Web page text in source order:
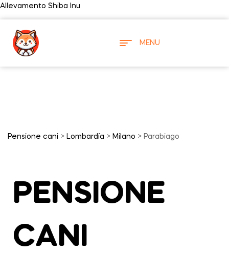
Allevamento Shiba Inu
MENU
Pensione cani > Lombardía > Milano > Parabiago
PENSIONE
CANI